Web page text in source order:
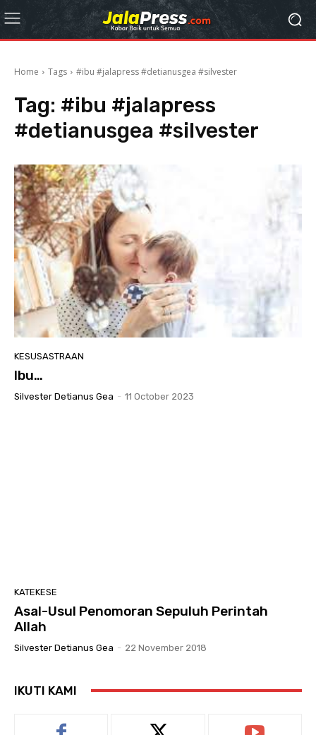
Home Tags #ibu #jalapress #detianusgea #silvester
Tag: #ibu #jalapress
#detianusgea #silvester
KESUSASTRAAN
Ibu…
Silvester Detianus Gea - 11 October 2023
KATEKESE
Asal-Usul Penomoran Sepuluh Perintah
Allah
Silvester Detianus Gea - 22 November 2018
IKUTI KAMI